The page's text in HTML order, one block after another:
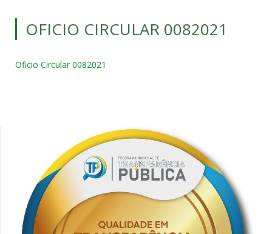
OFICIO CIRCULAR 0082021
Oficio Circular 0082021